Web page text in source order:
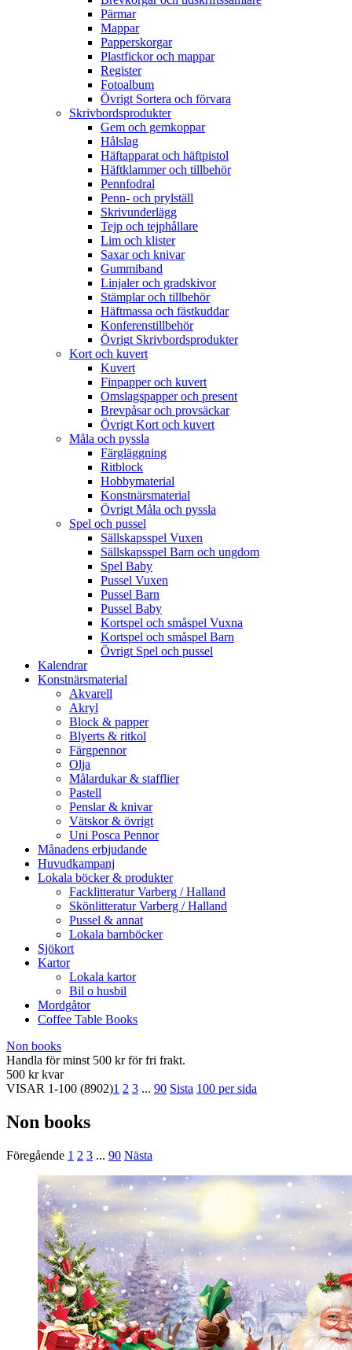
Pärmar
Mappar
Papperskorgar
Plastfickor och mappar
Register
Fotoalbum
Övrigt Sortera och förvara
Skrivbordsprodukter
Gem och gemkoppar
Hålslag
Häftapparat och häftpistol
Häftklammer och tillbehör
Pennfodral
Penn- och prylställ
Skrivunderlägg
Tejp och tejphållare
Lim och klister
Saxar och knivar
Gummiband
Linjaler och gradskivor
Stämplar och tillbehör
Häftmassa och fästkuddar
Konferenstillbehör
Övrigt Skrivbordsprodukter
Kort och kuvert
Kuvert
Finpapper och kuvert
Omslagspapper och present
Brevpåsar och provsäckar
Övrigt Kort och kuvert
Måla och pyssla
Färgläggning
Ritblock
Hobbymaterial
Konstnärsmaterial
Övrigt Måla och pyssla
Spel och pussel
Sällskapsspel Vuxen
Sällskapsspel Barn och ungdom
Spel Baby
Pussel Vuxen
Pussel Barn
Pussel Baby
Kortspel och småspel Vuxna
Kortspel och småspel Barn
Övrigt Spel och pussel
Kalendrar
Konstnärsmaterial
Akvarell
Akryl
Block & papper
Blyerts & ritkol
Färgpennor
Olja
Målardukar & stafflier
Pastell
Penslar & knivar
Vätskor & övrigt
Uni Posca Pennor
Månadens erbjudande
Huvudkampanj
Lokala böcker & produkter
Facklitteratur Varberg / Halland
Skönlitteratur Varberg / Halland
Pussel & annat
Lokala barnböcker
Sjökort
Kartor
Lokala kartor
Bil o husbil
Mordgåtor
Coffee Table Books
Non books
Handla för minst 500 kr för fri frakt.
500 kr kvar
VISAR 1-100 (8902)1 2 3 ... 90 Sista 100 per sida
Non books
Föregående 1 2 3 ... 90 Nästa